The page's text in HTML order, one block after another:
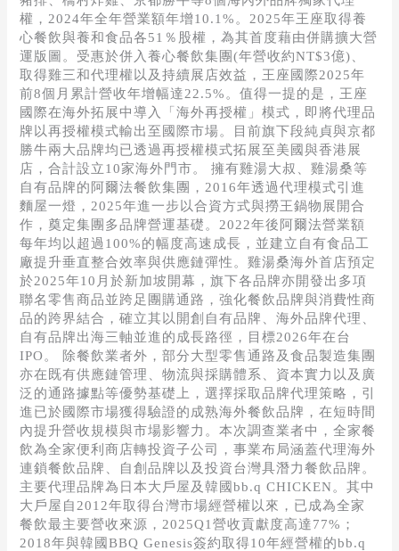
權，2024年全年營業額年增10.1%。2025年王座取得養
心餐飲與養和食品各51％股權，為其首度藉由併購擴大營
運版圖。受惠於併入養心餐飲集團(年營收約NT$3億)、
取得雞三和代理權以及持續展店效益，王座國際2025年
前8個月累計營收年增幅達22.5%。值得一提的是，王座
國際在海外拓展中導入「海外再授權」模式，即將代理品
牌以再授權模式輸出至國際市場。目前旗下段純貞與京都
勝牛兩大品牌均已透過再授權模式拓展至美國與香港展
店，合計設立10家海外門市。 擁有雞湯大叔、雞湯桑等
自有品牌的阿爾法餐飲集團，2016年透過代理模式引進
麵屋一燈，2025年進一步以合資方式與撈王鍋物展開合
作，奠定集團多品牌營運基礎。2022年後阿爾法營業額
每年均以超過100%的幅度高速成長，並建立自有食品工
廠提升垂直整合效率與供應鏈彈性。雞湯桑海外首店預定
於2025年10月於新加坡開幕，旗下各品牌亦開發出多項
聯名零售商品並跨足團購通路，強化餐飲品牌與消費性商
品的跨界結合，確立其以開創自有品牌、海外品牌代理、
自有品牌出海三軸並進的成長路徑，目標2026年在台
IPO。 除餐飲業者外，部分大型零售通路及食品製造集團
亦在既有供應鏈管理、物流與採購體系、資本實力以及廣
泛的通路據點等優勢基礎上，選擇採取品牌代理策略，引
進已於國際市場獲得驗證的成熟海外餐飲品牌，在短時間
內提升營收規模與市場影響力。本次調查業者中，全家餐
飲為全家便利商店轉投資子公司，事業布局涵蓋代理海外
連鎖餐飲品牌、自創品牌以及投資台灣具潛力餐飲品牌。
主要代理品牌為日本大戶屋及韓國bb.q CHICKEN。其中
大戶屋自2012年取得台灣市場經營權以來，已成為全家
餐飲最主要營收來源，2025Q1營收貢獻度高達77%；
2018年與韓國BBQ Genesis簽約取得10年經營權的bb.q